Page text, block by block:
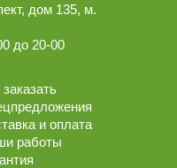
дом 135, м.
до 20-00
заказать
и оплата
работы